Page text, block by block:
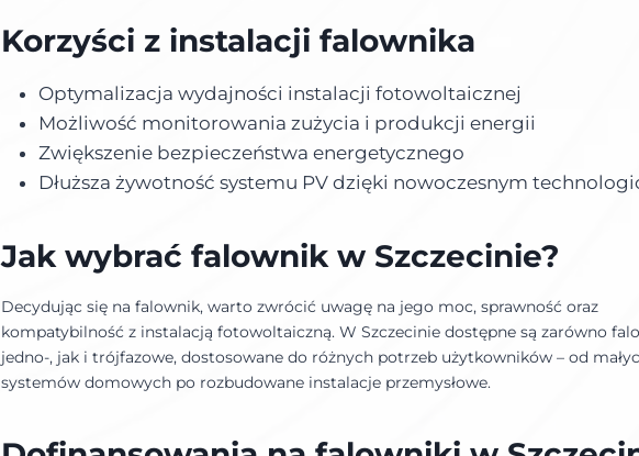
Korzyści z instalacji falownika
Optymalizacja wydajności instalacji fotowoltaicznej
Możliwość monitorowania zużycia i produkcji energii
Zwiększenie bezpieczeństwa energetycznego
Dłuższa żywotność systemu PV dzięki nowoczesnym
Jak wybrać falownik w Szczecinie?
Decydując się na falownik, warto zwrócić uwagę na jego moc, sprawność oraz
kompatybilność z instalacją fotowoltaiczną. W Szczecinie dostępne są zarówno
jedno-, jak i trójfazowe, dostosowane do różnych potrzeb użytkowników – od
systemów domowych po rozbudowane instalacje przemysłowe.